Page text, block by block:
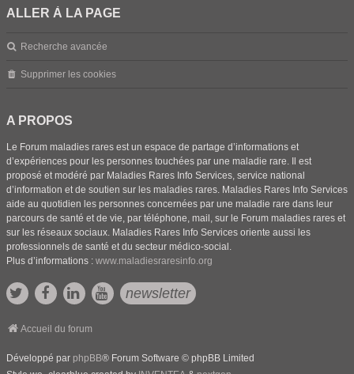
ALLER À LA PAGE
Recherche avancée
Supprimer les cookies
A PROPOS
Le Forum maladies rares est un espace de partage d’informations et
d’expériences pour les personnes touchées par une maladie rare. Il est
proposé et modéré par Maladies Rares Info Services, service national
d’information et de soutien sur les maladies rares. Maladies Rares Info Services
aide au quotidien les personnes concernées par une maladie rare dans leur
parcours de santé et de vie, par téléphone, mail, sur le Forum maladies rares et
sur les réseaux sociaux. Maladies Rares Info Services oriente aussi les
professionnels de santé et du secteur médico-social.
Plus d’informations : www.maladiesraresinfo.org
newsletter
Accueil du forum
Développé par phpBB® Forum Software © phpBB Limited